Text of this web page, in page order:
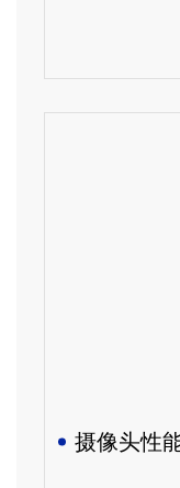
摄像头性